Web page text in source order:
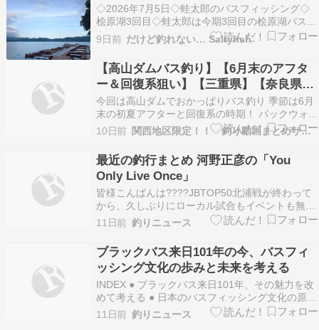
◇2026年7月5日◇蛙太郎のバスフィッシング◇
桧原湖3回目◇蛙太郎は今期3回目の桧原湖バスフ
ィッシングへ向かい、こたかもりキャンプ場でレ
ンタルボートを借りて午前6時に出航しました。
岸際を流しながらバスを探すも...
9日前 だけど釣れない… Saltyfish
【高山ダムバス釣り】【6月末のアフタ
ー＆回復系狙い】【三重県】【奈良県】
【京都府】【リザーバー】【高山ダムお
かっぱり】【室生ダム】【津風呂湖】
【ブラックバス】【バスフィッシング】
今回は高山ダムでおかっぱりバス釣り 季節は6月
末の初夏アフターと回復系の時期！ バックウォー
ターを巻物撃物で狙ってきました！ 激流でのバス
釣りはワクワクしますね！ 参考になれば幸いで
す！ #バス釣り #ブラックバス #高山ダム #高山
ダムバス釣り #奈良県 #京都府 #三重県 …
10日前 関西地区限定！！ 釣り動画まとめサイト
最近の釣行まとめ 河野正彦の「You
Only Live Once」
皆様こんばんは????JBTOP50北浦戦が終わって
から、久しぶりにローカル試合もイベントも無い
土日が続いたのでここ最近の土日は釣り三昧でし
た????行った場所は紀ノ川と生野銀山湖❗️紀ノ川
は一度だけボートで釣りした事があるだけでその
時は全然釣れずに紀ノ川分からない????って…
11日前 釣りニュース
ブラックバス来日101年の今、バスフィ
ッシング文化の歩みと未来を考える
INDEX ● ブラックバス来日101年、その魅力を改
めて考える ● 日本のバスフィッシング文化の原
点、赤星鉄馬の功績 ● 未来へつなぐバスフィッシ
ング文化 ● トップウォーター縛りの「赤星杯」ト
11日前 釣りニュース